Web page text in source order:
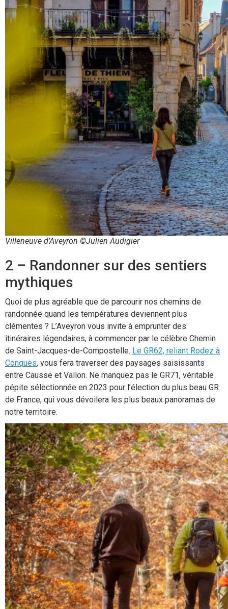
Villeneuve d’Aveyron ©Julien Audigier
2 – Randonner sur des sentiers
mythiques
Quoi de plus agréable que de parcourir nos chemins de
randonnée quand les températures deviennent plus
clémentes ? L’Aveyron vous invite à emprunter des
itinéraires légendaires, à commencer par le célèbre Chemin
de Saint-Jacques-de-Compostelle. Le GR62, reliant Rodez à
Conques, vous fera traverser des paysages saisissants
entre Causse et Vallon. Ne manquez pas le GR71, véritable
pépite sélectionnée en 2023 pour l’élection du plus beau GR
de France, qui vous dévoilera les plus beaux panoramas de
notre territoire.